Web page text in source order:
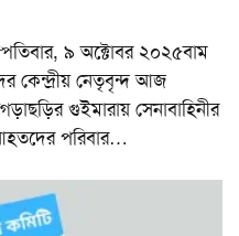
৯ অক্টোবর ২০২৫বাম
কেন্দ্রীয় নেতৃবৃন্দ আজ
গুইমারায় সেনাবাহিনীর
পরিবার…